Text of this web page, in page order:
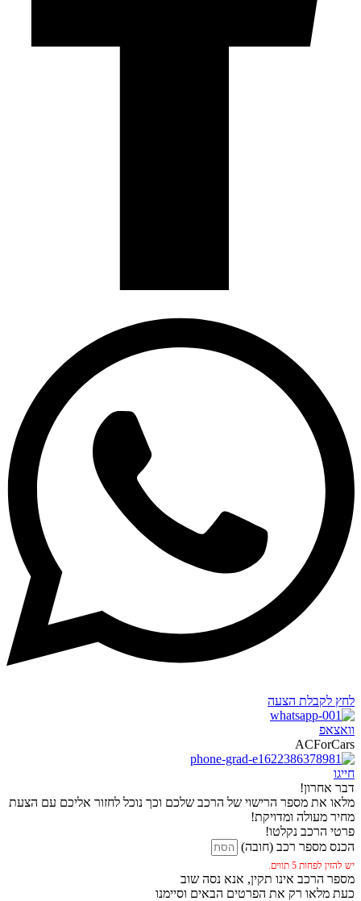
לחץ לקבלת הצעה
וואצאפ
ACForCars
חייגו
דבר אחרון!
מלאו את מספר הרישוי של הרכב שלכם וכך נוכל לחזור אליכם עם הצעת
מחיר מעולה ומדויקת!
פרטי הרכב נקלטו!
הכנס מספר רכב (חובה)
יש להזין לפחות 5 תווים.
מספר הרכב אינו תקין, אנא נסה שוב
כעת מלאו רק את הפרטים הבאים וסיימנו